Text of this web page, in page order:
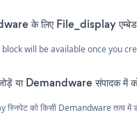
के लिए File_display एम्बेड
block will be available once you
या Demandware संपादक में
स्निपेट को किसी Demandware तत्व में